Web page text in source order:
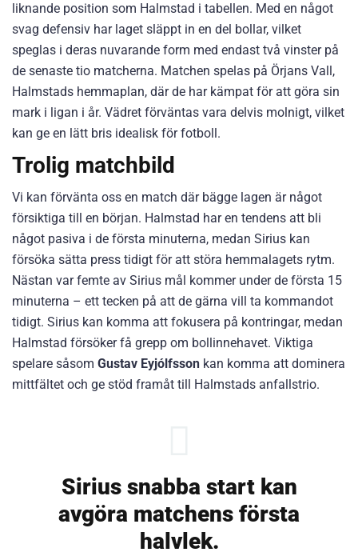
liknande position som Halmstad i tabellen. Med en något
svag defensiv har laget släppt in en del bollar, vilket
speglas i deras nuvarande form med endast två vinster på
de senaste tio matcherna. Matchen spelas på Örjans Vall,
Halmstads hemmaplan, där de har kämpat för att göra sin
mark i ligan i år. Vädret förväntas vara delvis molnigt, vilket
kan ge en lätt bris idealisk för fotboll.
Trolig matchbild
Vi kan förvänta oss en match där bägge lagen är något
försiktiga till en början. Halmstad har en tendens att bli
något pasiva i de första minuterna, medan Sirius kan
försöka sätta press tidigt för att störa hemmalagets rytm.
Nästan var femte av Sirius mål kommer under de första 15
minuterna – ett tecken på att de gärna vill ta kommandot
tidigt. Sirius kan komma att fokusera på kontringar, medan
Halmstad försöker få grepp om bollinnehavet. Viktiga
spelare såsom Gustav Eyjólfsson kan komma att dominera
mittfältet och ge stöd framåt till Halmstads anfallstrio.
Sirius snabba start kan
avgöra matchens första
halvlek.